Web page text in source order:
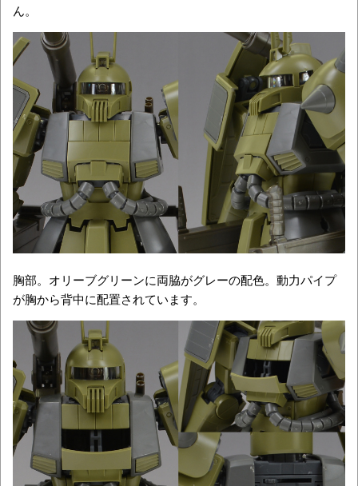
ん。
胸部。オリーブグリーンに両脇がグレーの配色。動力パイプ
が胸から背中に配置されています。